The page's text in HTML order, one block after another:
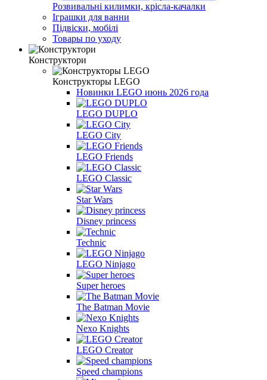
Розвивальні килимки, крісла-качалки
Іграшки для ванни
Підвіски, мобілі
Товары по уходу
Конструктори
Конструкторы LEGO
Новинки LEGO июнь 2026 года
LEGO DUPLO
LEGO City
LEGO Friends
LEGO Classic
Star Wars
Disney princess
Technic
LEGO Ninjago
Super heroes
The Batman Movie
Nexo Knights
LEGO Creator
Speed champions